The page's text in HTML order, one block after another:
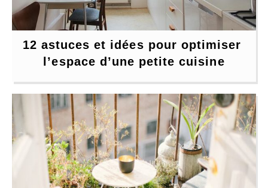
12 astuces et idées pour optimiser
l’espace d’une petite cuisine